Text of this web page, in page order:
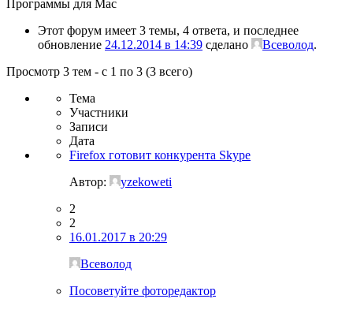
Программы для Mac
Этот форум имеет 3 темы, 4 ответа, и последнее
обновление 24.12.2014 в 14:39 сделано Всеволод.
Просмотр 3 тем - с 1 по 3 (3 всего)
Тема
Участники
Записи
Дата
Firefox готовит конкурента Skype
Автор:
yzekoweti
2
2
16.01.2017 в 20:29
Всеволод
Посоветуйте фоторедактор